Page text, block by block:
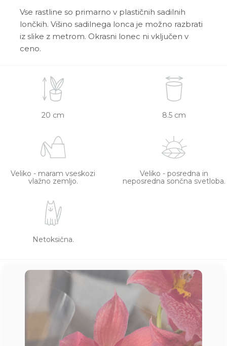
Vse rastline so primarno v plastičnih sadilnih
lončkih. Višino sadilnega lonca je možno razbrati
iz slike z metrom. Okrasni lonec ni vključen v
ceno.
20 cm 8.5 cm
Veliko - maram vseskozi
vlažno zemljo.
Veliko - posredna in
neposredna sončna svetloba.
Netoksična.